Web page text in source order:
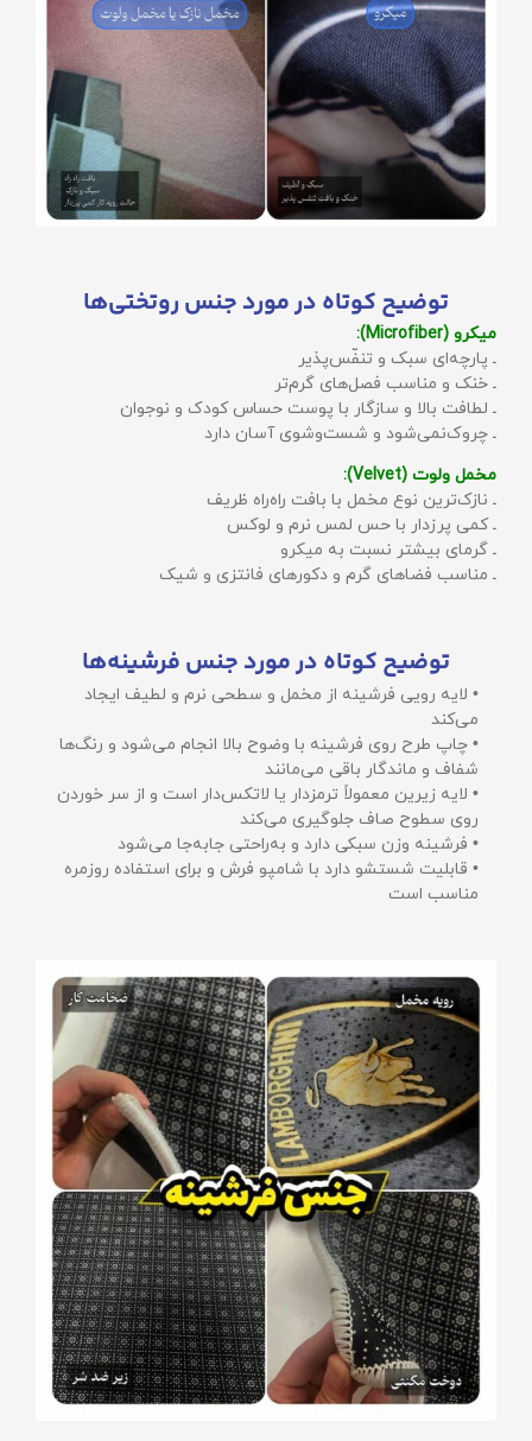
توضیح کوتاه در مورد جنس روتختی‌ها
میکرو (Microfiber):
ـ پارچه‌ای سبک و تنفّس‌پذیر
ـ خنک و مناسب فصل‌های گرم‌تر
ـ لطافت بالا و سازگار با پوست حساس کودک و نوجوان
ـ چروک‌نمی‌شود و شست‌وشوی آسان دارد
مخمل ولوت (Velvet):
ـ نازک‌ترین نوع مخمل با بافت راه‌راه ظریف
ـ کمی پرزدار با حس لمس نرم و لوکس
ـ گرمای بیشتر نسبت به میکرو
ـ مناسب فضاهای گرم و دکورهای فانتزی و شیک
توضیح کوتاه در مورد جنس فرشینه‌ها
• لایه رویی فرشینه از مخمل و سطحی نرم و لطیف ایجاد
می‌کند
• چاپ طرح روی فرشینه با وضوح بالا انجام می‌شود و رنگ‌ها
شفاف و ماندگار باقی می‌مانند
• لایه زیرین معمولاً ترمزدار یا لاتکس‌دار است و از سر خوردن
روی سطوح صاف جلوگیری می‌کند
• فرشینه وزن سبکی دارد و به‌راحتی جابه‌جا می‌شود
• قابلیت شستشو دارد با شامپو فرش و برای استفاده روزمره
مناسب است